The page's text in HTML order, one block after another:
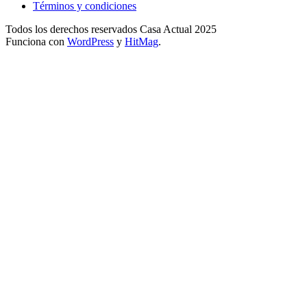
Términos y condiciones
Todos los derechos reservados Casa Actual 2025
Funciona con WordPress y HitMag.